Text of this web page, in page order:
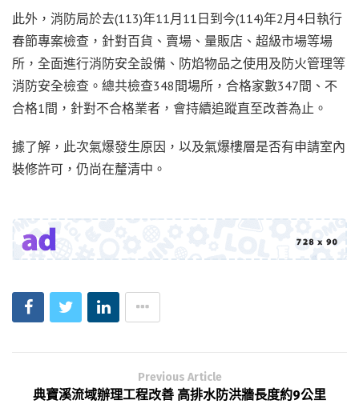
此外，消防局於去(113)年11月11日到今(114)年2月4日執行
春節專案檢查，針對百貨、賣場、量販店、超級市場等場
所，全面進行消防安全設備、防焰物品之使用及防火管理等
消防安全檢查。總共檢查348間場所，合格家數347間、不
合格1間，針對不合格業者，會持續追蹤直至改善為止。
據了解，此次氣爆發生原因，以及氣爆樓層是否有申請室內
裝修許可，仍尚在釐清中。
Previous Article
典寶溪流域辦理工程改善 高排水防洪牆長度約9公里